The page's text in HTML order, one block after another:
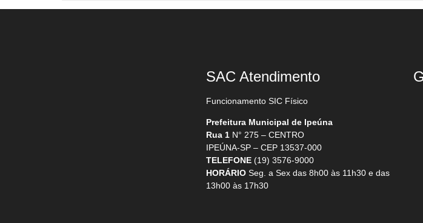
SAC Atendimento
Funcionamento SIC Físico
Prefeitura Municipal de Ipeúna
Rua 1 N° 275 – CENTRO
IPEÚNA-SP – CEP 13537-000
TELEFONE (19) 3576-9000
HORÁRIO Seg. a Sex das 8h00 às 11h30 e das
13h00 às 17h30